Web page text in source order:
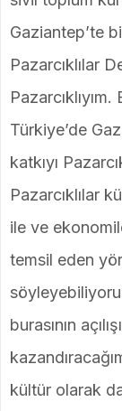
Gaziantep’te
Pazarcıklılar
Türkiye’de
katkıyı
Pazarcıklılar
ile ve
temsil eden
burasının
kültür olarak